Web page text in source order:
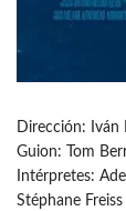
Dirección: Iván
Guion: Tom
Intérpretes:
Stéphane